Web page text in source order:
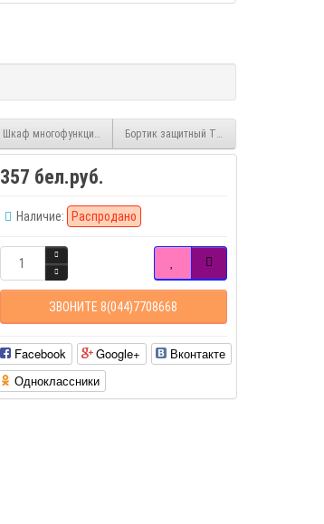
Шкаф многофункциональный Трио Принцесса ШК-10
Бортик защитный Трио Принцесса
357 бел.руб.
Наличие: Распродано
ЗВОНИТЕ 8(044)7708668
Facebook Google+
Вконтакте
Одноклассники